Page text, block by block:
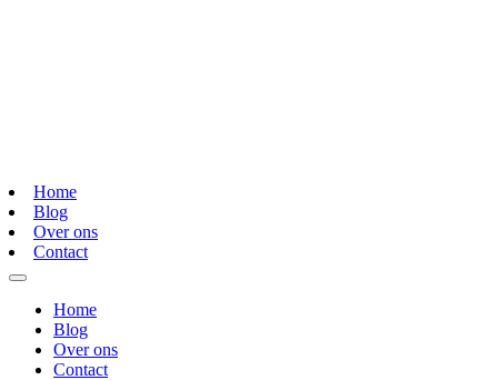
Home
Blog
Over ons
Contact
Home
Blog
Over ons
Contact